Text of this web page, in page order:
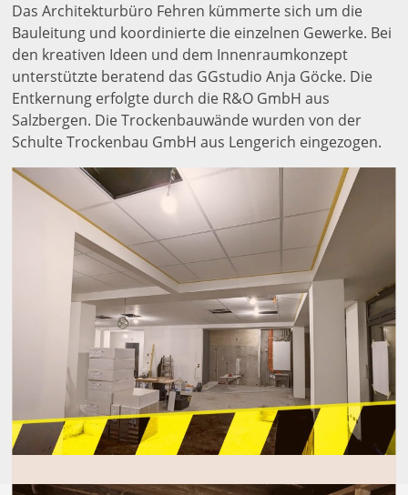
Das Architekturbüro Fehren kümmerte sich um die
Bauleitung und koordinierte die einzelnen Gewerke. Bei
den kreativen Ideen und dem Innenraumkonzept
unterstützte beratend das GGstudio Anja Göcke. Die
Entkernung erfolgte durch die R&O GmbH aus
Salzbergen. Die Trockenbauwände wurden von der
Schulte Trockenbau GmbH aus Lengerich eingezogen.